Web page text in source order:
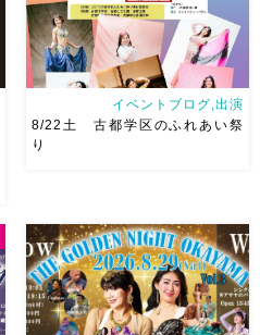
屋バスス […]
りにて踊らせていただきます♡
太鼓も叩くよー！私たちは
18:40頃から出演です屋台も出
てとても楽しいお祭りになりそ
う
私たちも踊った後は祭り
イベントブログ,出演
8/22土 古都学区のふれあい祭
り